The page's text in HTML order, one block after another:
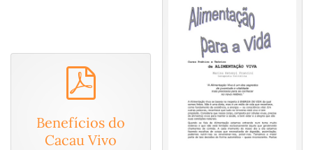
Benefícios do
Cacau Vivo